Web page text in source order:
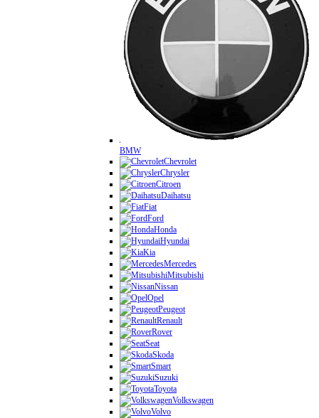
BMW
Chevrolet
Chrysler
Citroen
Daihatsu
Fiat
Ford
Honda
Hyundai
Kia
Mercedes
Mitsubishi
Nissan
Opel
Peugeot
Renault
Rover
Seat
Skoda
Smart
Suzuki
Toyota
Volkswagen
Volvo